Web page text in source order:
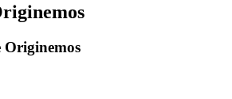
Originemos